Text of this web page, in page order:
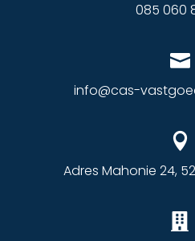
085 060

info@cas-

Adres Mahonie 24,
